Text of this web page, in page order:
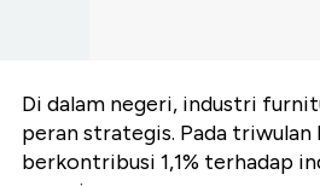
Di dalam negeri, industri
peran strategis. Pada
berkontribusi 1,1% terhadap